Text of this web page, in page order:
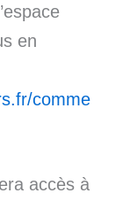
en
comme
accès à